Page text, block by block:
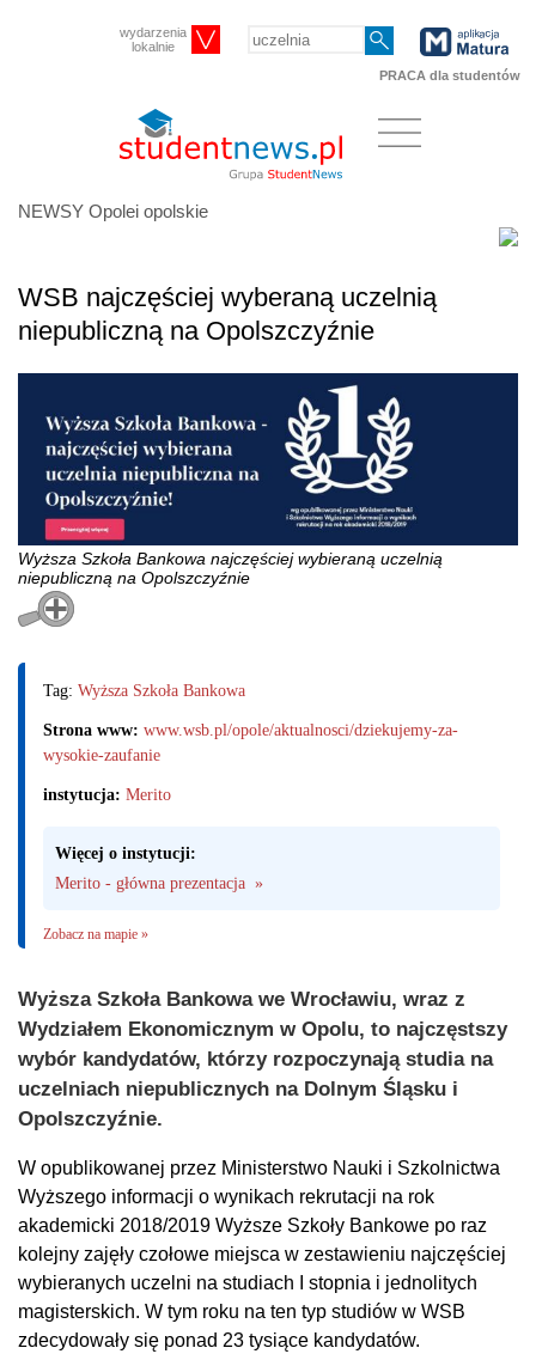
wydarzenia
lokalnie
PRACA dla studentów
NEWSY Opolei opolskie
WSB najczęściej wyberaną uczelnią
niepubliczną na Opolszczyźnie
Wyższa Szkoła Bankowa najczęściej wybieraną uczelnią
niepubliczną na Opolszczyźnie
Tag: Wyższa Szkoła Bankowa
Strona www: www.wsb.pl/opole/aktualnosci/dziekujemy-za-
wysokie-zaufanie
instytucja: Merito
Więcej o instytucji:
Merito - główna prezentacja  »
Zobacz na mapie »
Wyższa Szkoła Bankowa we Wrocławiu, wraz z
Wydziałem Ekonomicznym w Opolu, to najczęstszy
wybór kandydatów, którzy rozpoczynają studia na
uczelniach niepublicznych na Dolnym Śląsku i
Opolszczyźnie.
W opublikowanej przez Ministerstwo Nauki i Szkolnictwa
Wyższego informacji o wynikach rekrutacji na rok
akademicki 2018/2019 Wyższe Szkoły Bankowe po raz
kolejny zajęły czołowe miejsca w zestawieniu najczęściej
wybieranych uczelni na studiach I stopnia i jednolitych
magisterskich. W tym roku na ten typ studiów w WSB
zdecydowały się ponad 23 tysiące kandydatów.